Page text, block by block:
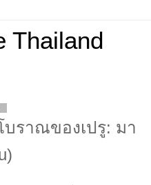
Thailand
บราณของเปรู: มา